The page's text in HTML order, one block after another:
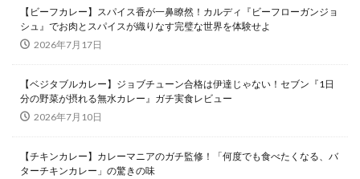
【ビーフカレー】スパイス香が一鼻瞭然！カルディ『ビーフローガンジョ
シュ』でお肉とスパイスが織りなす完璧な世界を体験せよ
2026年7月17日
【ベジタブルカレー】ジョブチューン合格は伊達じゃない！セブン『1日
分の野菜が摂れる無水カレー』ガチ実食レビュー
2026年7月10日
【チキンカレー】カレーマニアのガチ監修！「何度でも食べたくなる、バ
ターチキンカレー」の驚きの味